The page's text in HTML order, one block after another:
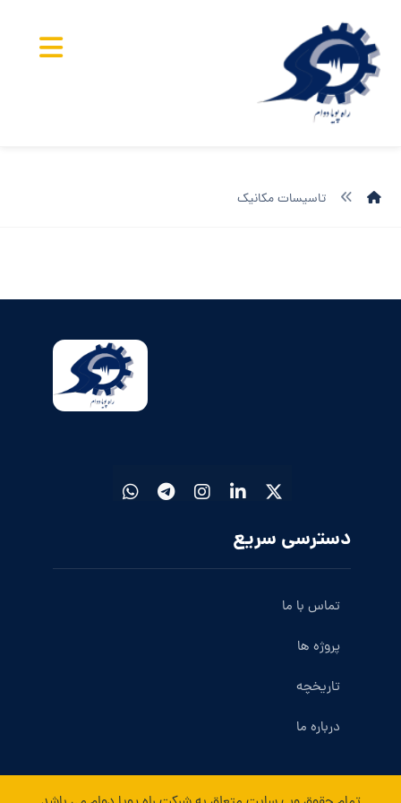
تاسیسات مکانیک
دسترسی سریع
تماس با ما
پروژه ها
تاریخچه
درباره ما